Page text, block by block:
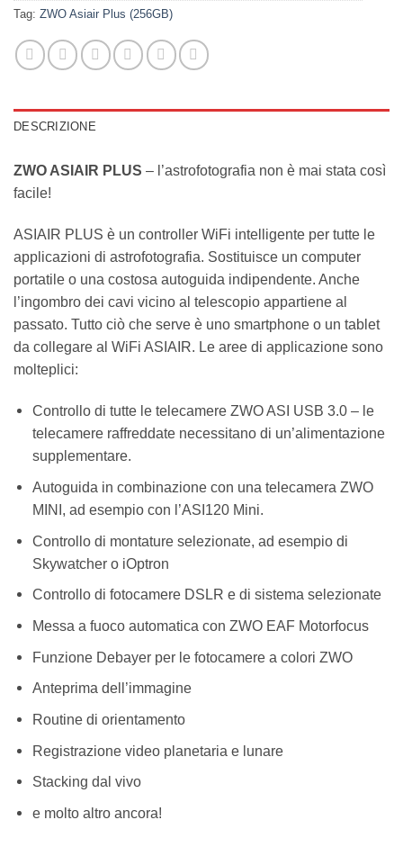
Tag: ZWO Asiair Plus (256GB)
DESCRIZIONE
ZWO ASIAIR PLUS – l’astrofotografia non è mai stata così
facile!
ASIAIR PLUS è un controller WiFi intelligente per tutte le
applicazioni di astrofotografia. Sostituisce un computer
portatile o una costosa autoguida indipendente. Anche
l’ingombro dei cavi vicino al telescopio appartiene al
passato. Tutto ciò che serve è uno smartphone o un tablet
da collegare al WiFi ASIAIR. Le aree di applicazione sono
molteplici:
Controllo di tutte le telecamere ZWO ASI USB 3.0 – le
telecamere raffreddate necessitano di un’alimentazione
supplementare.
Autoguida in combinazione con una telecamera ZWO
MINI, ad esempio con l’ASI120 Mini.
Controllo di montature selezionate, ad esempio di
Skywatcher o iOptron
Controllo di fotocamere DSLR e di sistema selezionate
Messa a fuoco automatica con ZWO EAF Motorfocus
Funzione Debayer per le fotocamere a colori ZWO
Anteprima dell’immagine
Routine di orientamento
Registrazione video planetaria e lunare
Stacking dal vivo
e molto altro ancora!